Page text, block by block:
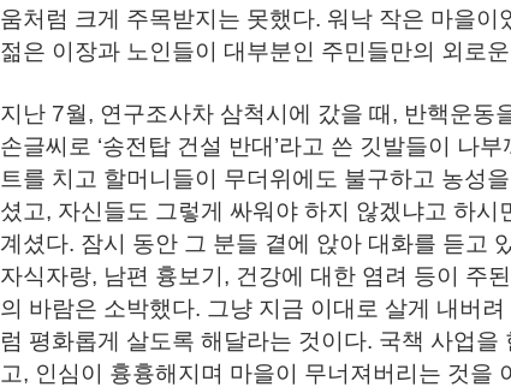
움처럼 크게 주목받지는 못했다. 워낙 작은 마을
젊은 이장과 노인들이 대부분인 주민들만의 외로
지난 7월, 연구조사차 삼척시에 갔을 때, 반핵운
손글씨로 ‘송전탑 건설 반대’라고 쓴 깃발들이 나
트를 치고 할머니들이 무더위에도 불구하고 농성
셨고, 자신들도 그렇게 싸워야 하지 않겠냐고 하
계셨다. 잠시 동안 그 분들 곁에 앉아 대화를 듣고
자식자랑, 남편 흉보기, 건강에 대한 염려 등이 주
의 바람은 소박했다. 그냥 지금 이대로 살게 내버
럼 평화롭게 살도록 해달라는 것이다. 국책 사업
고, 인심이 흉흉해지며 마을이 무너져버리는 것을